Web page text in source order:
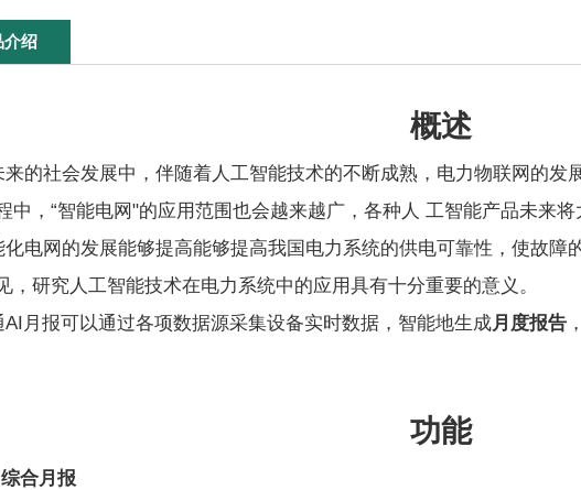
介绍
概述
来的社会发展中，伴随着人工智能技术的不断成熟，电力物联网的发
中，“智能电网"的应用范围也会越来越广，各种人 工智能产品未来
电网的发展能够提高能够提高我国电力系统的供电可靠性，使故障
，研究人工智能技术在电力系统中的应用具有十分重要的意义。
AI月报可以通过各项数据源采集设备实时数据，智能地生成月度报告
功能
综合月报